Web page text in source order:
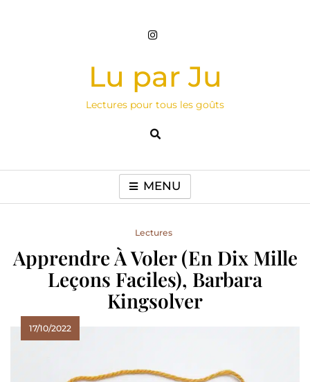
Lu par Ju
Lectures pour tous les goûts
MENU
Lectures
Apprendre À Voler (en Dix Mille
Leçons Faciles), Barbara
Kingsolver
17/10/2022